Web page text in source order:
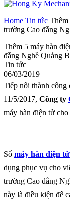
Home Tin tức
trường Cao đẳng
Thêm 5 máy hàn
đẳng Nghề Quảng
Tin tức
06/03/2019
Tiếp nối thành công
11/5/2017, Công ty
máy hàn điện tử
Số máy hàn điện tử
dụng phục vụ cho
trường Cao đẳng
này là điều kiện để